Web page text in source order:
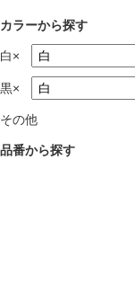
カラーから探す
白×
黒×
その他
品番から探す